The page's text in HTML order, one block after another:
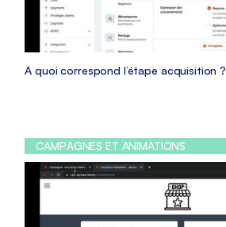
A quoi correspond l’étape acquisition ?
CAMPAGNES ET ANIMATIONS